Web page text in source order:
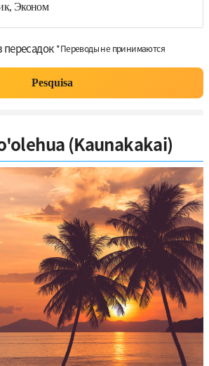
Эконом
пересадок *Переводы не принимаются
Pesquisa
(Kaunakakai)